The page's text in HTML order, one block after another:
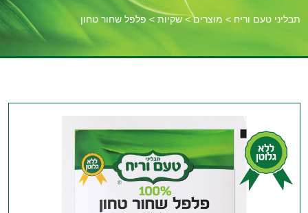
תבליני טעם וריח > מוצרים>שקיות > פלפל שחור טחון